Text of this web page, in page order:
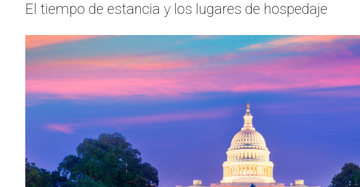
El tiempo de estancia y los lugares de hospedaje